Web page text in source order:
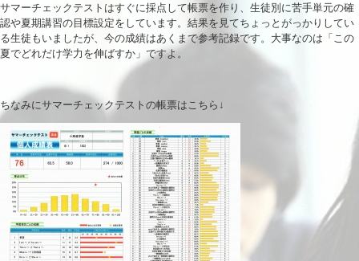
サマーチェックテストはすぐに採点して帳票を作り、生徒別に苦手単元の確
認や夏期講習の目標設定をしています。結果を見てちょっとがっかりしてい
る生徒もいましたが、今の成績はあくまで参考記録です。大事なのは「この
夏でどれだけ学力を伸ばすか」ですよ。
ちなみにサマーチェックテストの帳票はこちら↓